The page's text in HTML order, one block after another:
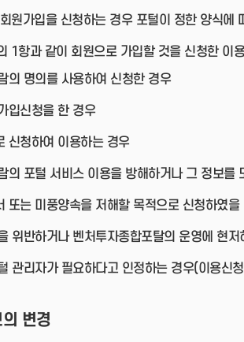
원가입을 신청하는 경우 포털이 정한 양식
1항과 같이 회원으로 가입할 것을 신청한 이
의 명의를 사용하여 신청한 경우
입신청을 한 경우
신청하여 이용하는 경우
의 포털 서비스 이용을 방해하거나 그 정보를
또는 미풍양속을 저해할 목적으로 신청하였을
위반하거나 벤처투자종합포탈의 운영에 현
관리자가 필요하다고 인정하는 경우(이용신
변경